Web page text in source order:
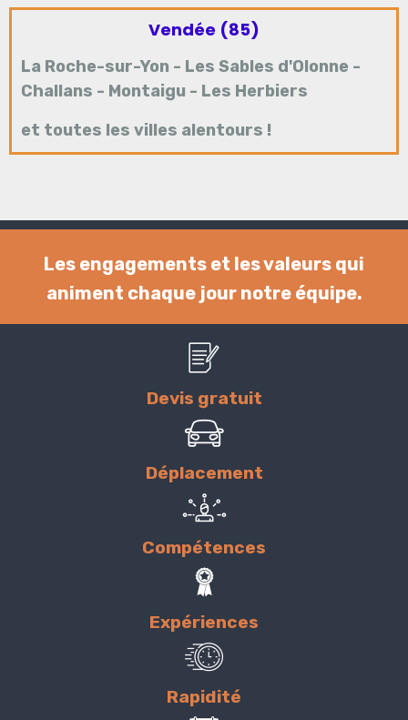
Vendée (85)
La Roche-sur-Yon - Les Sables d'Olonne -
Challans - Montaigu - Les Herbiers
et toutes les villes alentours !
Les engagements et les valeurs qui
animent chaque jour notre équipe.
Devis gratuit
Déplacement
Compétences
Expériences
Rapidité